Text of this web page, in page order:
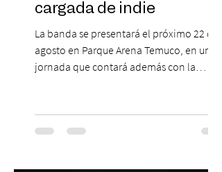
cargada de indie
La banda se presentará el próximo 22 de
agosto en Parque Arena Temuco, en una
jornada que contará además con la
agosto, el Parque Arena Temuco será
escenario de una noche dedicada al indie
banda que llegará a la capital de La